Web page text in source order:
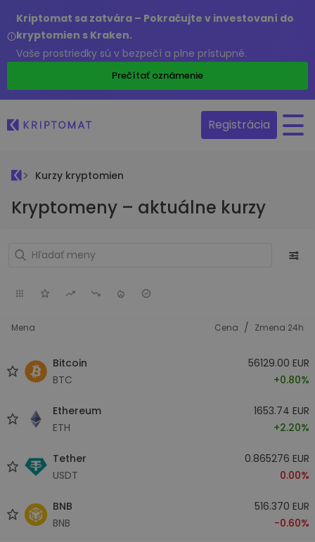
Kriptomat sa zatvára – Pokračujte v investovaní do
kryptomien s Kraken.
Vaše prostriedky sú v bezpečí a plne prístupné.
Prečítať oznámenie
Registrácia
Kurzy kryptomien
Kryptomeny – aktuálne kurzy
Mena Cena / Zmena 24h
Bitcoin
BTC
56129.00 EUR
+0.80%
Ethereum
ETH
1653.74 EUR
+2.20%
Tether
USDT
0.865276 EUR
0.00%
BNB
BNB
516.370 EUR
-0.60%